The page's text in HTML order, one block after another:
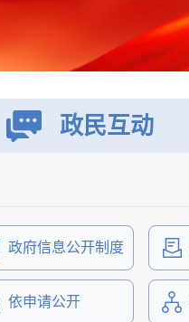
政民互动
政府信息公开制度
依申请公开